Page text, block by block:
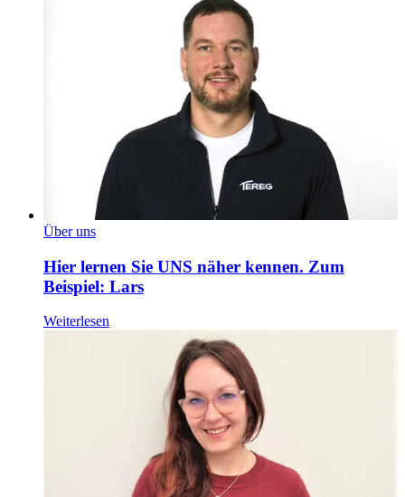
Über uns
Hier lernen Sie UNS näher kennen. Zum
Beispiel: Lars
Weiterlesen